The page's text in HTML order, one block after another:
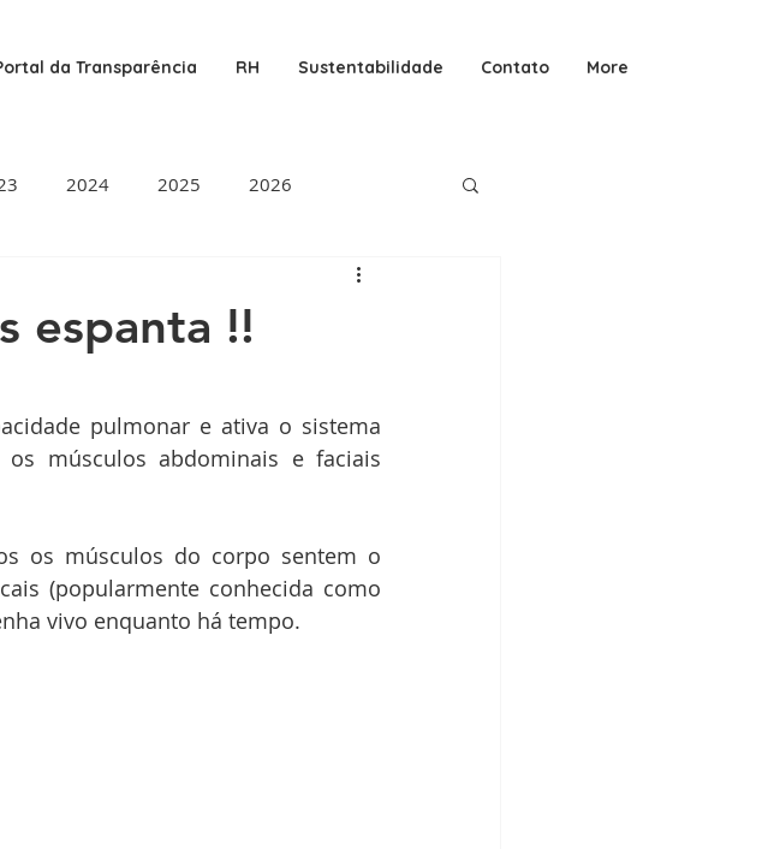
da Transparência RH Sustentabilidade Contato More
2024 2025 2026
espanta !!
pulmonar e ativa o sistema
os músculos abdominais e faciais
os músculos do corpo sentem o
(popularmente conhecida como
vivo enquanto há tempo.